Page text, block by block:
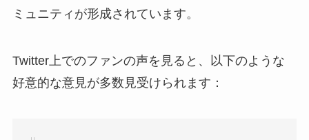
ミュニティが形成されています。
Twitter上でのファンの声を見ると、以下のような
好意的な意見が多数見受けられます：